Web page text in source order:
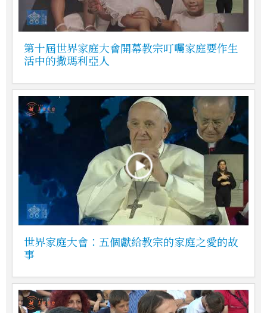
第十屆世界家庭大會開幕教宗叮囑家庭要作生
活中的撒瑪利亞人
世界家庭大會：五個獻給教宗的家庭之愛的故
事